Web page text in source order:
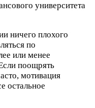
университета
ничего плохого
по
или менее
поощрять
мотивация
остальное